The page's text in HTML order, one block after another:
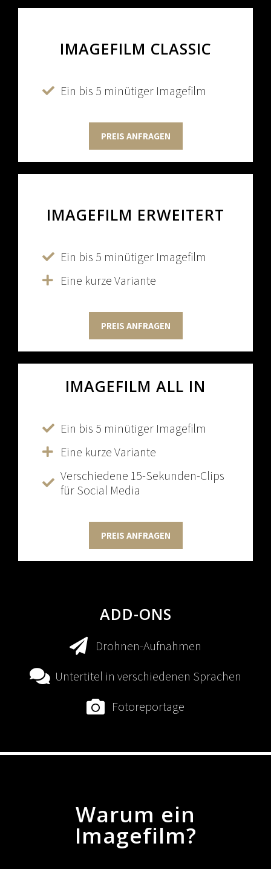
IMAGEFILM CLASSIC
Ein bis 5 minütiger Imagefilm
PREIS ANFRAGEN
IMAGEFILM ERWEITERT
Ein bis 5 minütiger Imagefilm
Eine kurze Variante
PREIS ANFRAGEN
IMAGEFILM ALL IN
Ein bis 5 minütiger Imagefilm
Eine kurze Variante
Verschiedene 15-Sekunden-Clips
für Social Media
PREIS ANFRAGEN
ADD-ONS
Drohnen-Aufnahmen
Untertitel in verschiedenen Sprachen
Fotoreportage
Warum ein
Imagefilm?